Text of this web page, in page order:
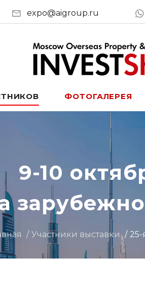
expo@aigroup.ru
ФОТОГАЛЕРЕЯ
9-10
Участники выставки